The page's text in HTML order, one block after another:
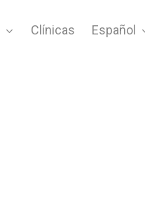
Clínicas Español